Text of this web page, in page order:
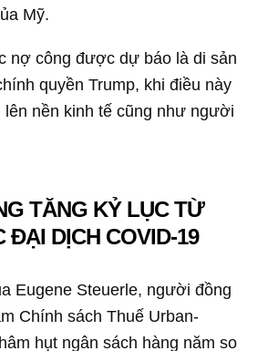
Mỹ.
nợ công được dự báo là di sản
quyền Trump, khi điều này
lên nền kinh tế cũng như người
TĂNG KỶ LỤC TỪ
ĐẠI DỊCH COVID-19
Eugene Steuerle, người đồng
Chính sách Thuế Urban-
hụt ngân sách hàng năm so